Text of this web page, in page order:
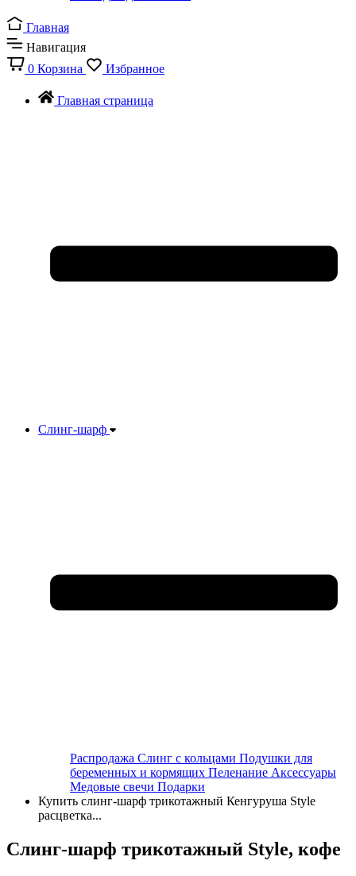
Главная
Навигация
0 Корзина Избранное
Главная страница
Слинг-шарф
Распродажа Слинг с кольцами Подушки для
беременных и кормящих Пеленание Аксессуары
Медовые свечи Подарки
Купить слинг-шарф трикотажный Кенгуруша Style
расцветка...
Слинг-шарф трикотажный Style, кофе